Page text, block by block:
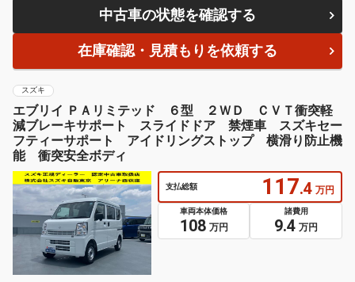
中古車の状態を確認する
在庫確認・見積もりを依頼する
スズキ
エブリイ ＰＡリミテッド ６型 ２ＷＤ ＣＶＴ衝突軽
減ブレーキサポート スライドドア 禁煙車 スズキセー
フティーサポート アイドリングストップ 横滑り防止機
能 衝突安全ボディ
支払総額 117.4 万円
車両本体価格
108 万円
諸費用
9.4 万円